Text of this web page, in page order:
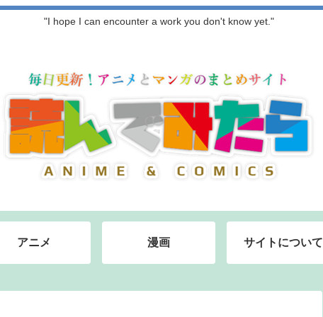
"I hope I can encounter a work you don't know yet."
アニメ 漫画 サイトについて